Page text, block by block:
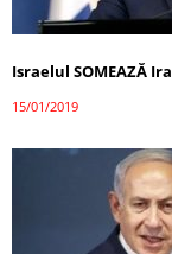
Israelul SOMEAZĂ
15/01/2019